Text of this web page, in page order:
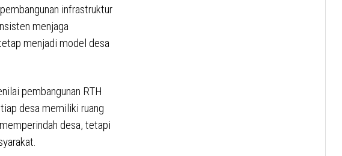
infrastruktur
menjaga
menjadi model desa
pembangunan RTH
desa memiliki ruang
desa, tetapi